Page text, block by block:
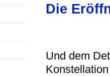
Die
Und dem